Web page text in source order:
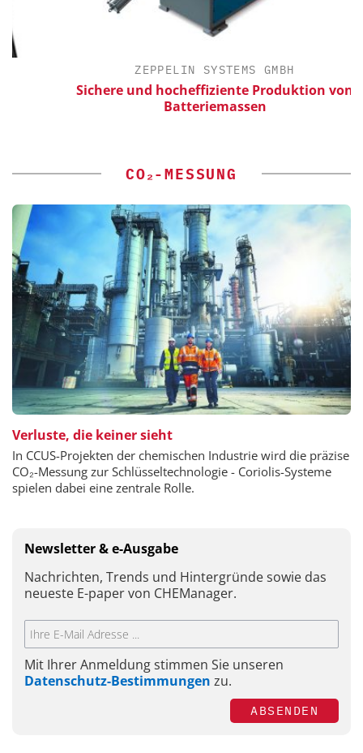
ZEPPELIN SYSTEMS GMBH
Sichere und hocheffiziente Produktion von
Batteriemassen
CO₂-MESSUNG
Verluste, die keiner sieht
In CCUS-Projekten der chemischen Industrie wird die präzise
CO₂-Messung zur Schlüsseltechnologie - Coriolis-Systeme
spielen dabei eine zentrale Rolle.
Newsletter & e-Ausgabe
Nachrichten, Trends und Hintergründe sowie das
neueste E-paper von CHEManager.
Mit Ihrer Anmeldung stimmen Sie unseren
Datenschutz-Bestimmungen zu.
ABSENDEN